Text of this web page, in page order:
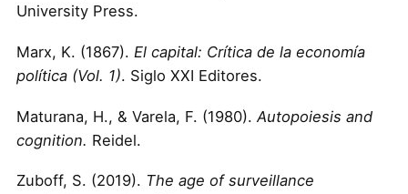
University Press.
Marx, K. (1867). El capital: Crítica de la economía
política (Vol. 1). Siglo XXI Editores.
Maturana, H., & Varela, F. (1980). Autopoiesis and
cognition. Reidel.
Zuboff, S. (2019). The age of surveillance